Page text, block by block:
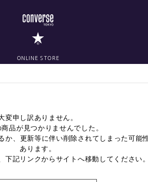
ONLINE STORE
変申し訳ありません。
品が見つかりませんでした。
か、更新等に伴い削除されてしまった可能
あります。
下記リンクからサイトへ移動してください。